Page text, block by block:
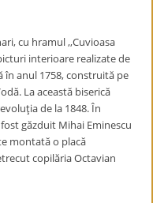
cu hramul ,,Cuvioasa
interioare realizate de
în anul 1758, construită pe
La această biserică
de la 1848. În
găzduit Mihai Eminescu
montată o placă
copilăria Octavian